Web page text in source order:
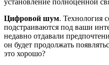
Цифровой шум. Технология
подстраиваются под ваши
недавно отдавали
он будет продолжать
это хорошо?